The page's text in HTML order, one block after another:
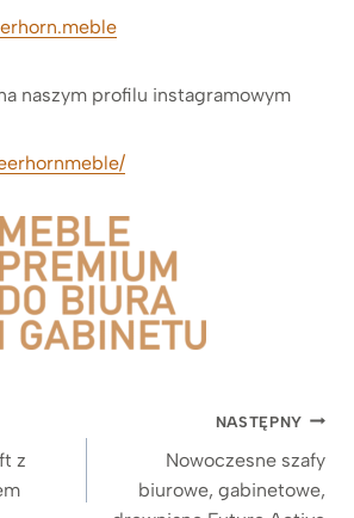
naszym profilu instagramowym
z
NASTĘPNY
Nowoczesne szafy
biurowe, gabinetowe,